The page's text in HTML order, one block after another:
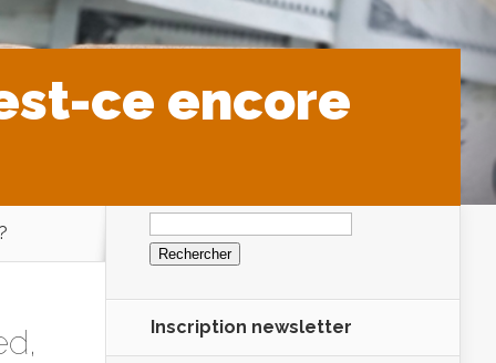
ce encore
,
Rechercher :
Inscription newsletter